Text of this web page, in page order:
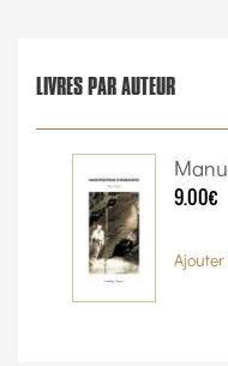
LIVRES PAR AUTEUR
9.00€